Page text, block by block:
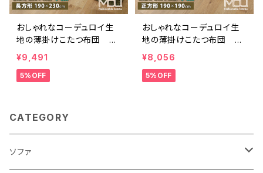
おしゃれなコーデュロイ生
地の薄掛けこたつ布団 長
方形（190×230cm）単品【m
ou-ムー-】 SH-01-RCDR
¥9,491
5%OFF
おしゃれなコーデュロイ生
地の薄掛けこたつ布団 正
方形（190×190cm）単品【m
ou-ムー-】 SH-01-SCDR
¥8,056
5%OFF
CATEGORY
ソファ